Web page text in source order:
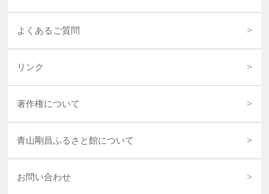
よくあるご質問
リンク
著作権について
青山剛昌ふるさと館について
お問い合わせ